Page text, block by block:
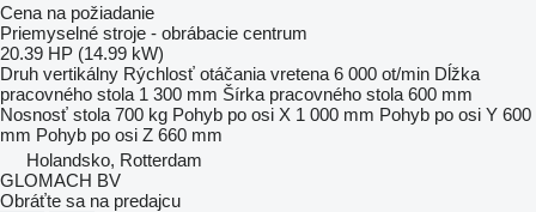
Cena na požiadanie
Priemyselné stroje - obrábacie centrum
20.39 HP (14.99 kW)
Druh vertikálny Rýchlosť otáčania vretena 6 000 ot/min Dĺžka
pracovného stola 1 300 mm Šírka pracovného stola 600 mm
Nosnosť stola 700 kg Pohyb po osi X 1 000 mm Pohyb po osi Y 600
mm Pohyb po osi Z 660 mm
Holandsko, Rotterdam
GLOMACH BV
Obráťte sa na predajcu